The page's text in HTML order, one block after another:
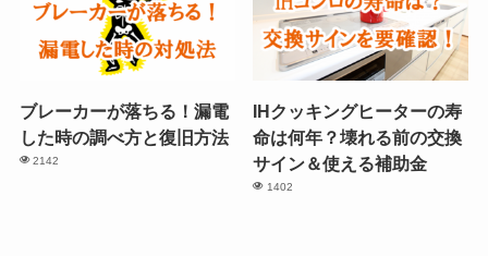
ブレーカーが落ちる！漏電
した時の調べ方と復旧方法
2142
IHクッキングヒーターの寿
命は何年？壊れる前の交換
サイン＆使える補助金
1402